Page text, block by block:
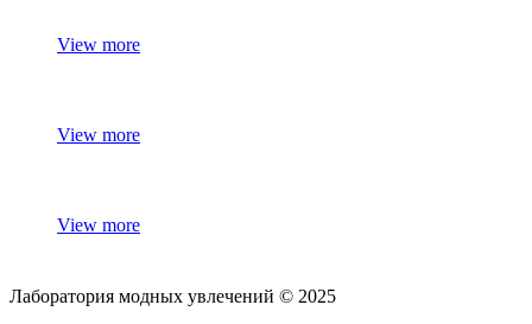
View more
View more
View more
Лаборатория модных увлечений © 2025